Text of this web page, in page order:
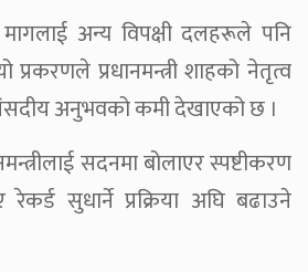
अन्य विपक्षी दलहरूले पनि
प्रधानमन्त्री शाहको नेतृत्व
अनुभवको कमी देखाएको छ ।
सदनमा बोलाएर स्पष्टीकरण
सुधार्ने प्रक्रिया अघि बढाउने